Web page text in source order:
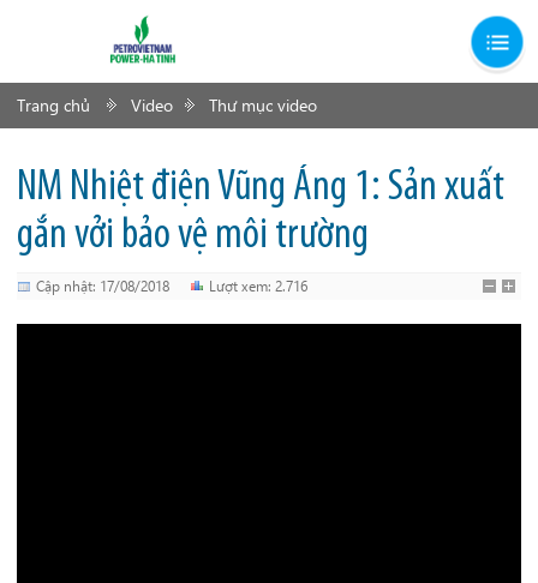
Trang chủ Video Thư mục video
NM Nhiệt điện Vũng Áng 1: Sản xuất
gắn vởi bảo vệ môi trường
Cập nhật: 17/08/2018 Lượt xem: 2.716